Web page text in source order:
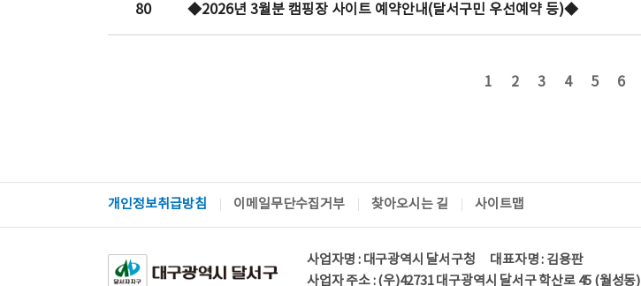
80 ◆2026년 3월분 캠핑장 사이트 예약안내(달서구민 우선예약 등)◆
1 2 3 4 5 6
개인정보취급방침 이메일무단수집거부 찾아오시는 길 사이트맵
사업자명 : 대구광역시 달서구청 대표자명 : 김용판
사업자 주소 : (우)42731 대구광역시 달서구 학산로 45 (월성동)